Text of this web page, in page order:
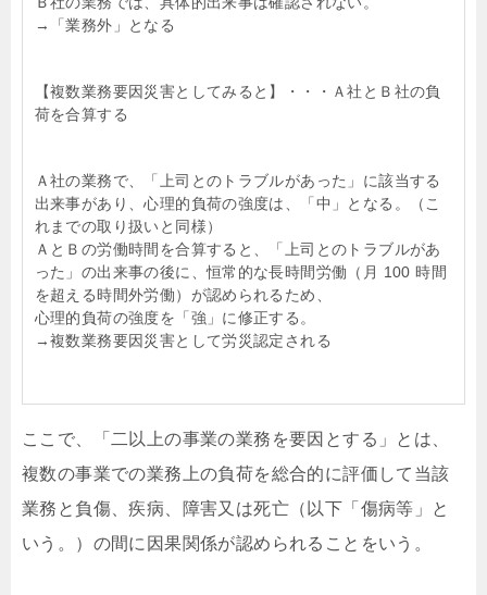
→「業務外」となる
【複数業務要因災害としてみると】・・・Ａ社とＢ社の負
荷を合算する
Ａ社の業務で、「上司とのトラブルがあった」に該当する
出来事があり、心理的負荷の強度は、「中」となる。（こ
れまでの取り扱いと同様）
ＡとＢの労働時間を合算すると、「上司とのトラブルがあ
った」の出来事の後に、恒常的な長時間労働（月 100 時間
を超える時間外労働）が認められるため、
心理的負荷の強度を「強」に修正する。
→複数業務要因災害として労災認定される
ここで、「二以上の事業の業務を要因とする」とは、
複数の事業での業務上の負荷を総合的に評価して当該
業務と負傷、疾病、障害又は死亡（以下「傷病等」と
いう。）の間に因果関係が認められることをいう。